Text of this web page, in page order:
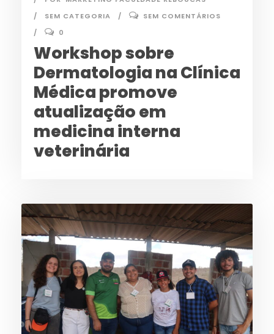
SEM CATEGORIA
SEM COMENTÁRIOS
0
Workshop sobre
Dermatologia na Clínica
Médica promove
atualização em
medicina interna
veterinária